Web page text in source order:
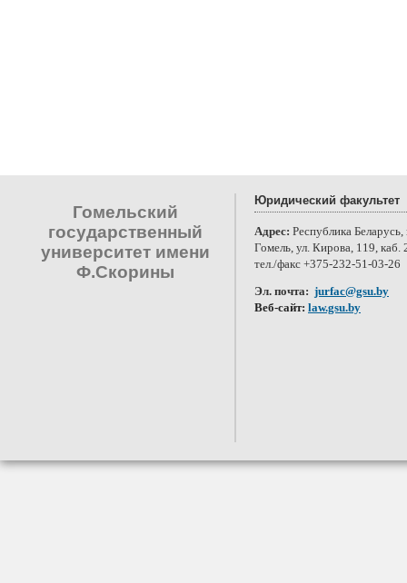
Гомельский
государственный
университет имени
Ф.Скорины
Юридический факультет
Адрес: Республика Беларусь,
Гомель, ул. Кирова, 119, каб.
тел./факс +375-232-51-03-26
Эл. почта: jurfac@gsu.by
Веб-сайт: law.gsu.by